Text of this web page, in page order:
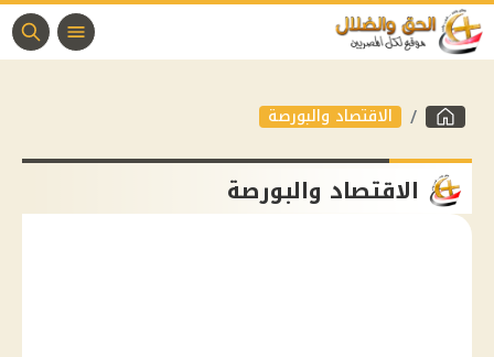
الاقتصاد والبورصة
الاقتصاد والبورصة